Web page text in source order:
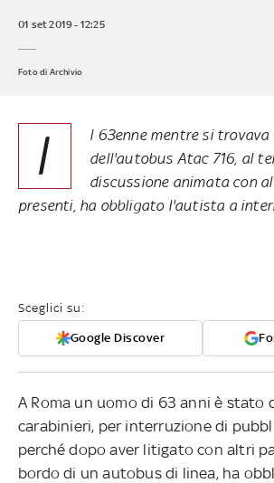
01 set 2019 - 12:25
Foto di Archivio
I
l 63enne mentre si trovava
dell'autobus Atac 716, al
discussione animata con
presenti, ha obbligato l'autista a
Sceglici su:
Google Discover
A Roma un uomo di 63 anni è stato
carabinieri, per interruzione di
perché dopo aver litigato con altri
bordo di un autobus di linea, ha